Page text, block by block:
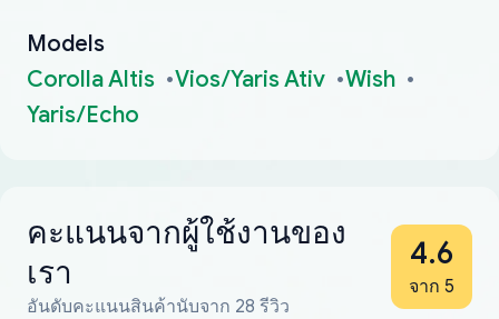
Models
Corolla Altis
Vios/Yaris Ativ
Wish
Yaris/Echo
คะแนนจากผู้ใช้งานของ
เรา
อันดับคะแนนสินค้านับจาก 28 รีวิว
4.6
จาก 5